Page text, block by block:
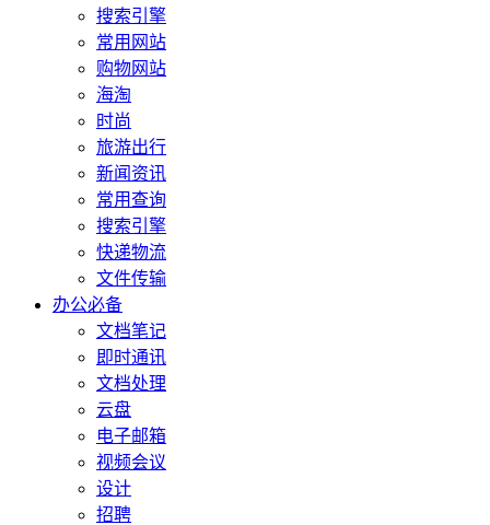
搜索引擎
常用网站
购物网站
海淘
时尚
旅游出行
新闻资讯
常用查询
搜索引擎
快递物流
文件传输
办公必备
文档笔记
即时通讯
文档处理
云盘
电子邮箱
视频会议
设计
招聘